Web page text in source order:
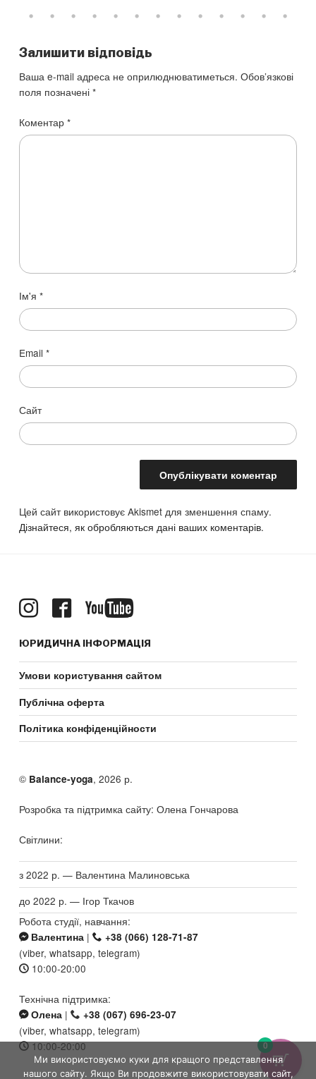
Залишити відповідь
Ваша e-mail адреса не оприлюднюватиметься. Обов’язкові
поля позначені*
Коментар*
Ім'я*
Email*
Сайт
Цей сайт використовує Akismet для зменшення спаму.
Дізнайтеся, як обробляються дані ваших коментарів.
ЮРИДИЧНА ІНФОРМАЦІЯ
Умови користування сайтом
Публічна оферта
Політика конфіденційности
© Balance-yoga, 2026 р.
Розробка та підтримка сайту: Олена Гончарова
Світлини:
з 2022 р. — Валентина Малиновська
до 2022 р. — Ігор Ткачов
Робота студії, навчання:
Валентина | +38 (066) 128-71-87
(viber, whatsapp, telegram)
10:00-20:00
Технічна підтримка:
Олена | +38 (067) 696-23-07
(viber, whatsapp, telegram)
10:00-20:00
0
Ми використовуємо куки для кращого представлення
нашого сайту. Якщо Ви продовжите використовувати сайт,